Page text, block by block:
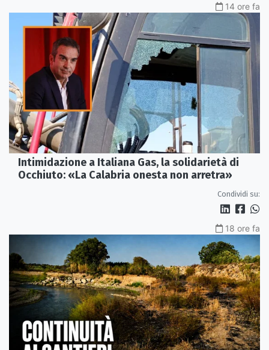
14 ore fa
Intimidazione a Italiana Gas, la solidarietà di
Occhiuto: «La Calabria onesta non arretra»
Condividi su:
18 ore fa